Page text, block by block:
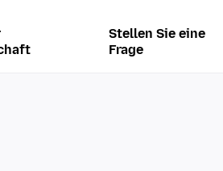
Stellen Sie eine
Frage